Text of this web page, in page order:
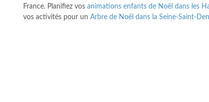
France. Planifiez vos animations enfants de Noël dans les
vos activités pour un Arbre de Noël dans la Seine-Saint-